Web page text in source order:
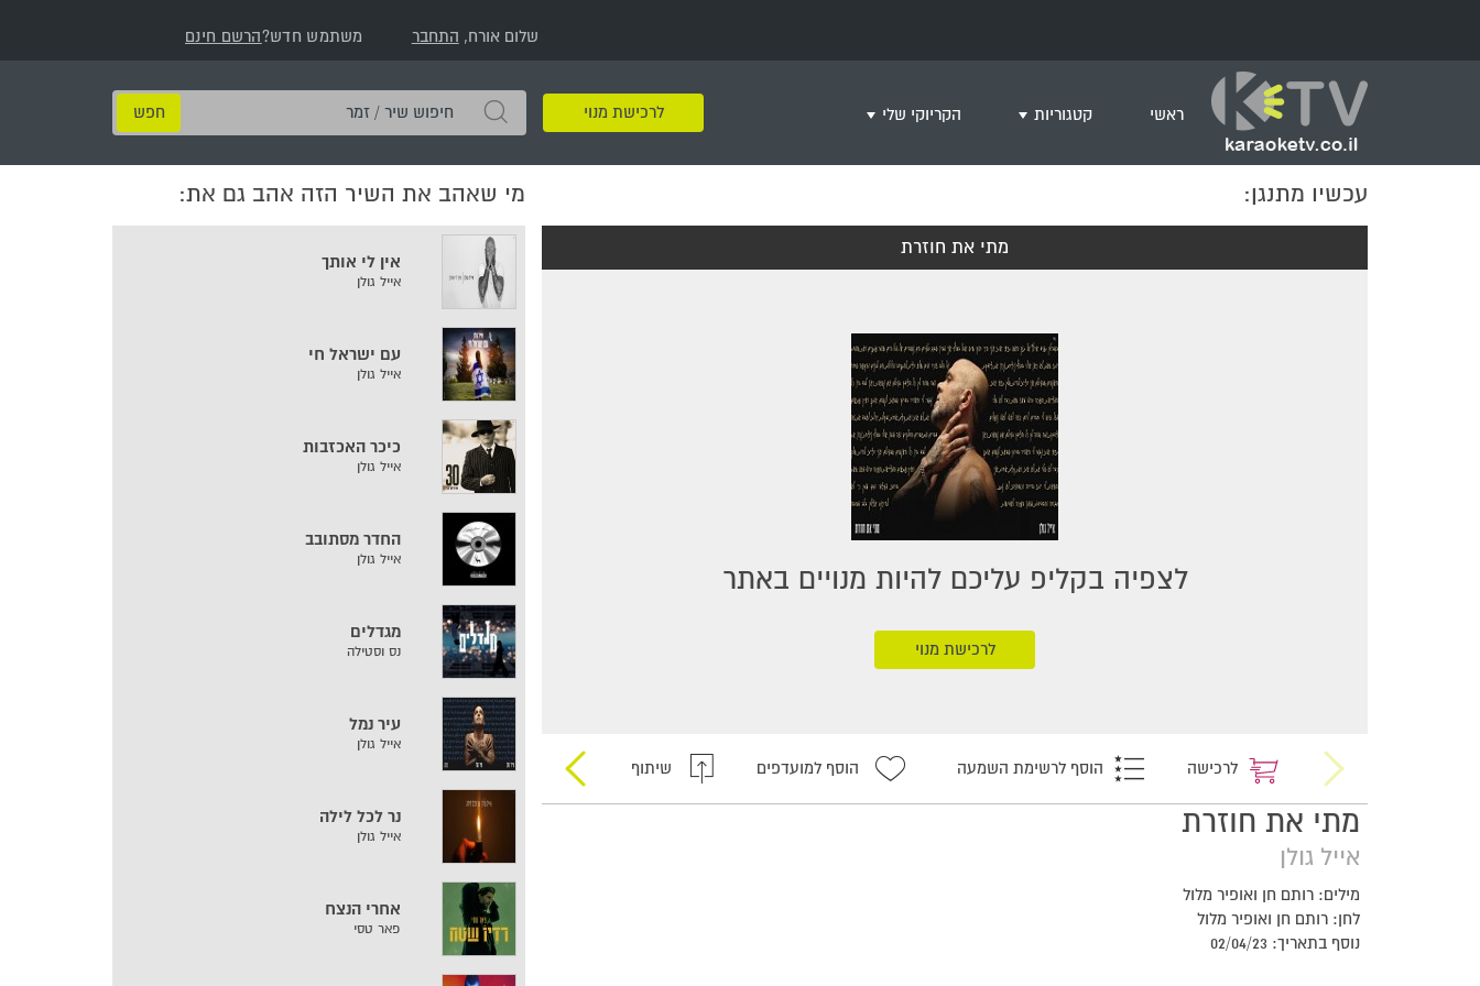
שלום אורח, התחבר משתמש חדש?הרשם חינם
ראשי קטגוריות
שירי רוק/פופ
היפ הופ
English songs
שירי ארץ ישראל
שירי אירוויזיון
מסיבת רווקות
שירי יום הזיכרון
שירי ילדים
שירי קטנטנים
שירי להקות צבאיות
הקריוקי שלי
+ צור רשימת השמעה חדשה
לרכישת מנוי
חיפוש
שיר
/
זמר
עכשיו מתנגן:
מתי את חוזרת
לצפיה בקליפ עליכם להיות מנויים באתר
לרכישת מנוי
לרכישה הוסף לרשימת השמעה הוסף למועדפים שיתוף
מתי את חוזרת
אייל גולן
מילים: רותם חן ואופיר מלול
לחן: רותם חן ואופיר מלול
נוסף בתאריך: 02/04/23
מי שאהב את השיר הזה אהב גם את:
אין לי אותך
אייל גולן
עם ישראל חי
אייל גולן
כיכר האכזבות
אייל גולן
החדר מסתובב
אייל גולן
מגדלים
נס וסטילה
עיר נמל
אייל גולן
נר לכל לילה
אייל גולן
אחרי הנצח
פאר טסי